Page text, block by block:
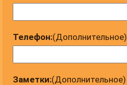
Телефон:(Дополнительное)
Заметки:(Дополнительное)